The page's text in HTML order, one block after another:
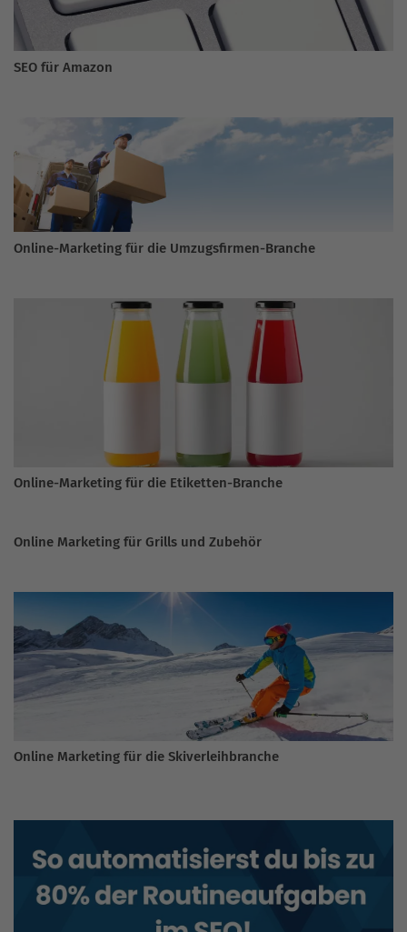
SEO für Amazon
Online-Marketing für die Umzugsfirmen-Branche
Online-Marketing für die Etiketten-Branche
Online Marketing für Grills und Zubehör
Online Marketing für die Skiverleihbranche